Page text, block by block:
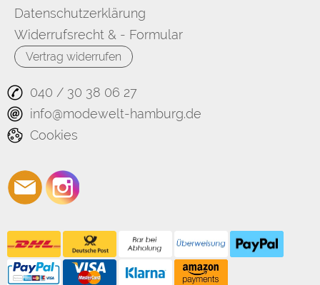
Datenschutzerklärung
Widerrufsrecht & - Formular
Vertrag widerrufen
040 / 30 38 06 27
info@modewelt-hamburg.de
Cookies